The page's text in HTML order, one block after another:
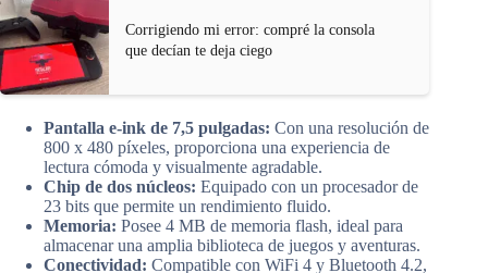
Corrigiendo mi error: compré la consola
que decían te deja ciego
Pantalla e-ink de 7,5 pulgadas: Con una resolución de
800 x 480 píxeles, proporciona una experiencia de
lectura cómoda y visualmente agradable.
Chip de dos núcleos: Equipado con un procesador de
23 bits que permite un rendimiento fluido.
Memoria: Posee 4 MB de memoria flash, ideal para
almacenar una amplia biblioteca de juegos y aventuras.
Conectividad: Compatible con WiFi 4 y Bluetooth 4.2,